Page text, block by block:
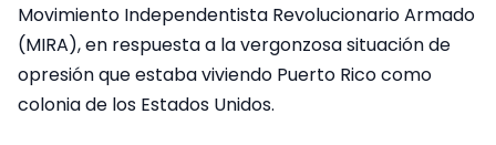
Movimiento Independentista Revolucionario Armado
(MIRA), en respuesta a la vergonzosa situación de
opresión que estaba viviendo Puerto Rico como
colonia de los Estados Unidos.